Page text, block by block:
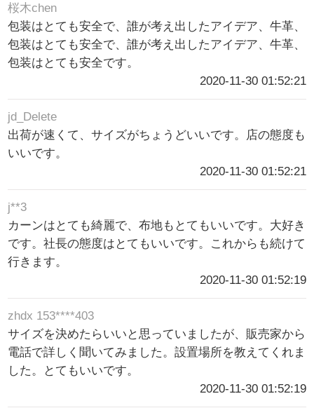
桜木chen
包装はとても安全で、誰が考え出したアイデア、牛革、
包装はとても安全で、誰が考え出したアイデア、牛革、
包装はとても安全です。
2020-11-30 01:52:21
jd_Delete
出荷が速くて、サイズがちょうどいいです。店の態度も
いいです。
2020-11-30 01:52:21
j**3
カーンはとても綺麗で、布地もとてもいいです。大好き
です。社長の態度はとてもいいです。これからも続けて
行きます。
2020-11-30 01:52:19
zhdx 153****403
サイズを決めたらいいと思っていましたが、販売家から
電話で詳しく聞いてみました。設置場所を教えてくれま
した。とてもいいです。
2020-11-30 01:52:19